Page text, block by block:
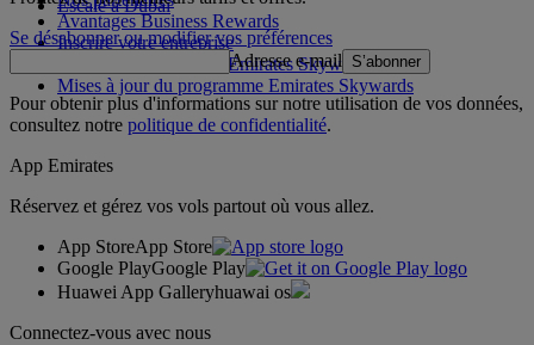
Escale à Dubai
Avantages Business Rewards
Inscrire votre entreprise
Règles du programme Emirates Skywards
Mises à jour du programme Emirates Skywards
Se désabonner ou modifier vos préférences
Adresse e-mail S’abonner
Pour obtenir plus d'informations sur notre utilisation de vos données,
consultez notre politique de confidentialité.
App Emirates
Réservez et gérez vos vols partout où vous allez.
App StoreApp Store
Google PlayGoogle Play
Huawei App Galleryhuawai os
Connectez-vous avec nous